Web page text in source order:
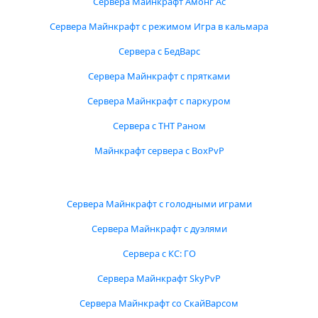
Сервера Майнкрафт с режимом Игра в кальмара
Сервера с БедВарс
Сервера Майнкрафт с прятками
Сервера Майнкрафт с паркуром
Сервера с ТНТ Раном
Майнкрафт сервера с BoxPvP
Сервера Майнкрафт с голодными играми
Сервера Майнкрафт с дуэлями
Сервера с КС: ГО
Сервера Майнкрафт SkyPvP
Сервера Майнкрафт со СкайВарсом